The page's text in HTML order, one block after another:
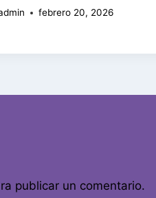
febrero 20, 2026
publicar un comentario.